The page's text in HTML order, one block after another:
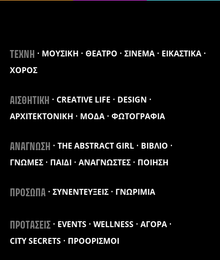
ΤΕΧΝΗ ΜΟΥΣΙΚΗ ΘΕΑΤΡΟ ΣΙΝΕΜΑ
ΕΙΚΑΣΤΙΚΑ
ΧΟΡΟΣ
ΑΙΣΘΗΤΙΚΗ CREATIVE LIFE
DESIGN
ΑΡΧΙΤΕΚΤΟΝΙΚΗ
ΜΟΔΑ ΦΩΤΟΓΡΑΦΙΑ
ΑΝΑΓΝΩΣΗ THE ABSTRACT GIRL
ΒΙΒΛΙΟ
ΓΝΩΜΕΣ
ΠΑΙΔΙ ΑΝΑΓΝΩΣΤΕΣ ΠΟΙΗΣΗ
ΠΡΟΣΩΠΑ ΣΥΝΕΝΤΕΥΞΕΙΣ ΓΝΩΡΙΜΙΑ
ΠΡΟΤΑΣΕΙΣ EVENTS WELLNESS
ΑΓΟΡΑ
CITY SECRETS
ΠΡΟΟΡΙΣΜΟΙ